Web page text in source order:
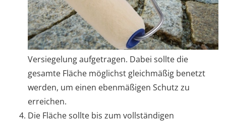
Versiegelung aufgetragen. Dabei sollte die
gesamte Fläche möglichst gleichmäßig benetzt
werden, um einen ebenmäßigen Schutz zu
erreichen.
Die Fläche sollte bis zum vollständigen